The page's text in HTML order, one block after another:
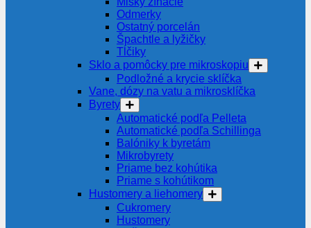
Odmerky
Ostatný porcelán
Špachtle a lyžičky
Tĺčiky
Sklo a pomôcky pre mikroskopiu
Podložné a krycie sklíčka
Vane, dózy na vatu a mikrosklíčka
Byrety
Automatické podľa Pelleta
Automatické podľa Schillinga
Balóniky k byretám
Mikrobyrety
Priame bez kohútika
Priame s kohútikom
Hustomery a liehomery
Cukromery
Hustomery